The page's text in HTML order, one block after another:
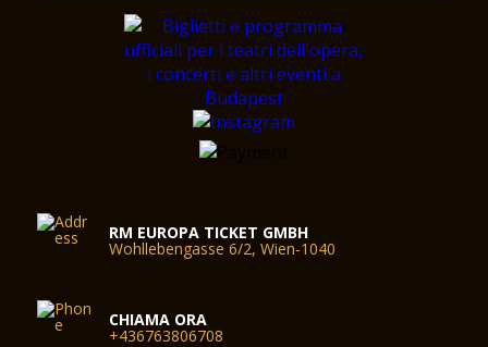
RM EUROPA TICKET GMBH
Wohllebengasse 6/2, Wien-1040
CHIAMA ORA
+436763806708